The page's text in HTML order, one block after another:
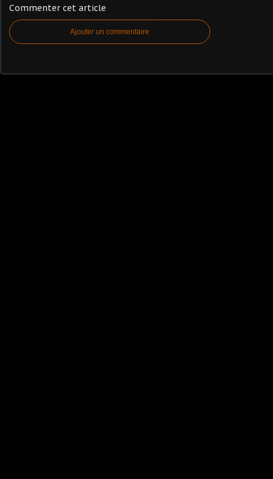
Commenter cet article
Ajouter un commentaire